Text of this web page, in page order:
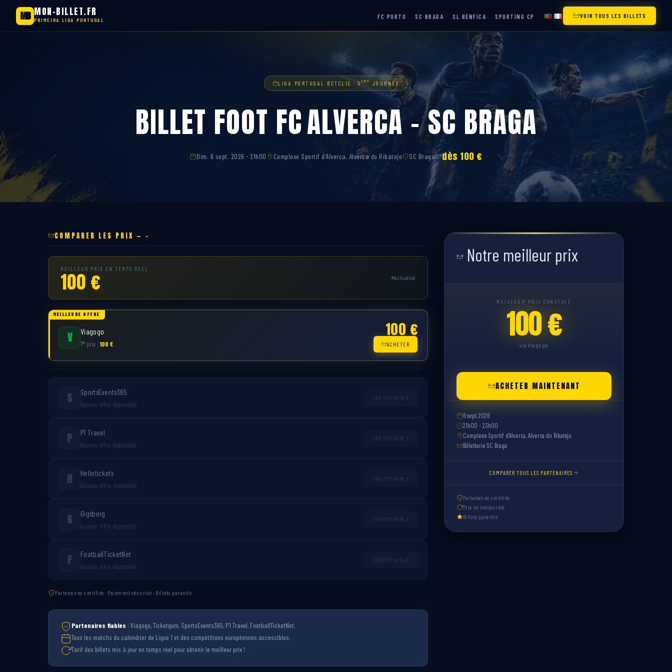
MB MON-BILLET.FR
PRIMEIRA LIGA PORTUGAL FC PORTO SC BRAGA SL BENFICA SPORTING CP VOIR TOUS LES BILLETS
LIGA PORTUGAL BETCLIC · 5 ÈME JOURNÉE
BILLET FOOT FC ALVERCA – SC BRAGA
Dim. 6 sept. 2026 - 21h00 Complexe Sportif d’Alverca, Alverca do Ribatejo SC Braga dès 100 €
COMPARER LES PRIX — -
MEILLEUR PRIX EN TEMPS RÉEL
100 € Actualisé
MEILLEURE OFFRE
V Viagogo
1er prix :100 €
100 €
ACHETER
S SportsEvents365
Aucune offre disponible
INDISPONIBLE
P P1 Travel
Aucune offre disponible
INDISPONIBLE
H Hellotickets
Aucune offre disponible
INDISPONIBLE
G Gigsberg
Aucune offre disponible
INDISPONIBLE
F FootballTicketNet
Aucune offre disponible
INDISPONIBLE
Partenaires certifiés · Paiement sécurisé · Billets garantis
Partenaires fiables : Viagogo, Ticketgum, SportsEvents365, P1 Travel, FootballTicketNet.
Tous les matchs du calendrier de Ligue 1 et des compétitions européennes accessibles.
Tarif des billets mis à jour en temps réel pour obtenir le meilleur prix !
Notre meilleur prix
MEILLEUR PRIX CONSTATÉ
100 €
via Viagogo
ACHETER MAINTENANT
6 sept. 2026
21h00 - 23h00
Complexe Sportif d’Alverca, Alverca do Ribatejo
Billetterie SC Braga
COMPARER TOUS LES PARTENAIRES
Partenaires certifiés
Prix en temps réel
Billets garantis